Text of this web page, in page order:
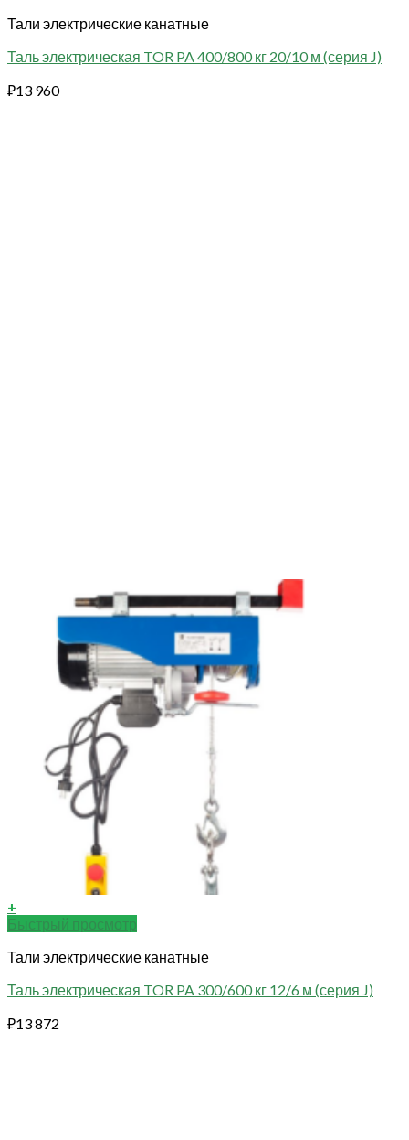
Тали электрические канатные
Таль электрическая TOR PA 400/800 кг 20/10 м (серия J)
₽13 960
+
Быстрый просмотр
Тали электрические канатные
Таль электрическая TOR PA 300/600 кг 12/6 м (серия J)
₽13 872